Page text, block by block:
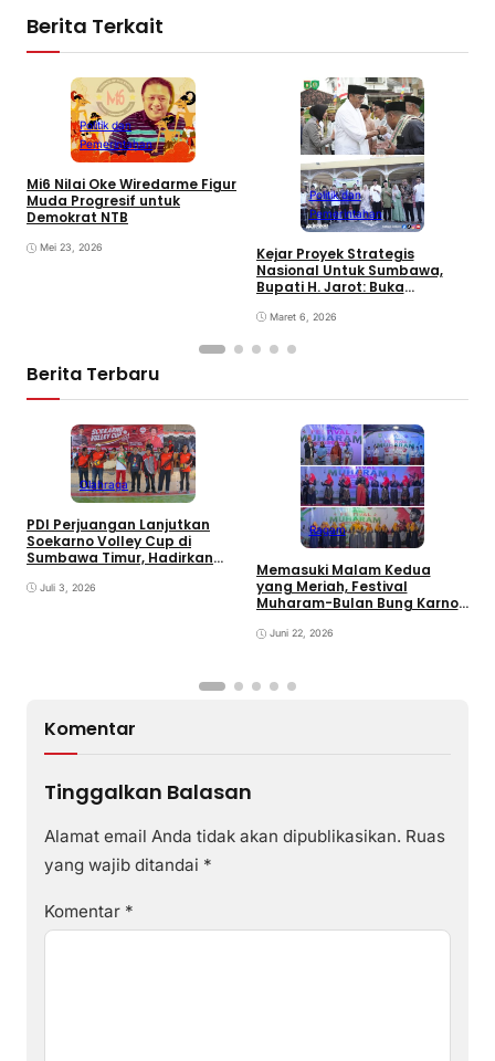
Berita Terkait
Politik dan
Pemerintahan
Mi6 Nilai Oke Wiredarme Figur
Muda Progresif untuk
Demokrat NTB
Mei 23, 2026
Politik dan
Pemerintahan
Kejar Proyek Strategis
Nasional Untuk Sumbawa,
Bupati H. Jarot: Buka
Tingkatkan Perekonomian
Maret 6, 2026
Berita Terbaru
Olahraga
PDI Perjuangan Lanjutkan
Soekarno Volley Cup di
Sumbawa Timur, Hadirkan
Rakyat
Juli 3, 2026
Ragam
Memasuki Malam Kedua
yang Meriah, Festival
Muharam-Bulan Bung Karno
Pemajuan Kebudayaan
Juni 22, 2026
Komentar
Tinggalkan Balasan
Alamat email Anda tidak akan dipublikasikan. Ruas
yang wajib ditandai *
Komentar *